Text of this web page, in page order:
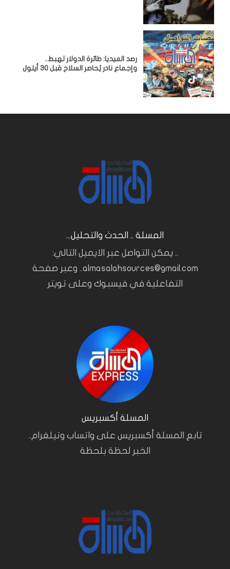
رصد الميديا: طائرة الدولار تهبط..
وإجماع نادر يُحاصر السلاح قبل 30 أيلول
المسلة .. الحدث والتحليل...
.. يمكن التواصل عبر الايميل التالي:
almasalahsources@gmail.com.. وعبر صفحة
التفاعلية في فيسبوك وعلى تويتر
المسلة أكسبريس
تابع المسلة أكسبريس على واتساب وتيلغرام..
الخبر لحظة بلحظة